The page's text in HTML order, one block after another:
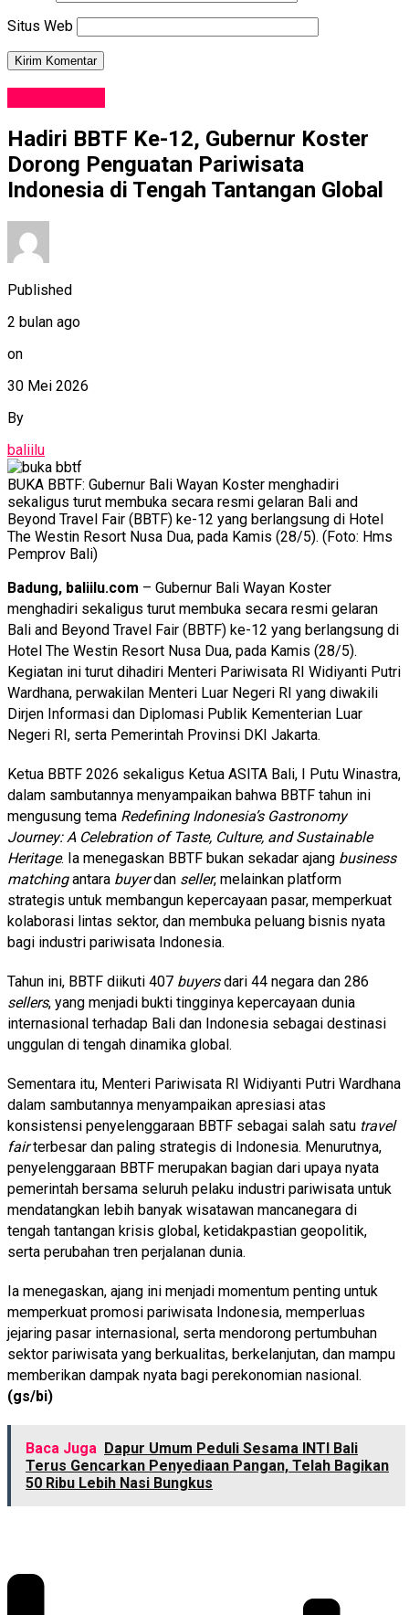
Situs Web
Hadiri BBTF Ke-12, Gubernur Koster
Dorong Penguatan Pariwisata
Indonesia di Tengah Tantangan Global
Published
2 bulan ago
on
30 Mei 2026
By
baliilu
BUKA BBTF: Gubernur Bali Wayan Koster menghadiri
sekaligus turut membuka secara resmi gelaran Bali and
Beyond Travel Fair (BBTF) ke-12 yang berlangsung di Hotel
The Westin Resort Nusa Dua, pada Kamis (28/5). (Foto: Hms
Pemprov Bali)
Badung, baliilu.com – Gubernur Bali Wayan Koster
menghadiri sekaligus turut membuka secara resmi gelaran
Bali and Beyond Travel Fair (BBTF) ke-12 yang berlangsung di
Hotel The Westin Resort Nusa Dua, pada Kamis (28/5).
Kegiatan ini turut dihadiri Menteri Pariwisata RI Widiyanti Putri
Wardhana, perwakilan Menteri Luar Negeri RI yang diwakili
Dirjen Informasi dan Diplomasi Publik Kementerian Luar
Negeri RI, serta Pemerintah Provinsi DKI Jakarta.
Ketua BBTF 2026 sekaligus Ketua ASITA Bali, I Putu Winastra,
dalam sambutannya menyampaikan bahwa BBTF tahun ini
mengusung tema Redefining Indonesia’s Gastronomy
Journey: A Celebration of Taste, Culture, and Sustainable
Heritage. Ia menegaskan BBTF bukan sekadar ajang business
matchingantara buyerdan seller, melainkan platform
strategis untuk membangun kepercayaan pasar, memperkuat
kolaborasi lintas sektor, dan membuka peluang bisnis nyata
bagi industri pariwisata Indonesia.
Tahun ini, BBTF diikuti 407 buyersdari 44 negara dan 286
sellers, yang menjadi bukti tingginya kepercayaan dunia
internasional terhadap Bali dan Indonesia sebagai destinasi
unggulan di tengah dinamika global.
Sementara itu, Menteri Pariwisata RI Widiyanti Putri Wardhana
dalam sambutannya menyampaikan apresiasi atas
konsistensi penyelenggaraan BBTF sebagai salah satu travel
fairterbesar dan paling strategis di Indonesia. Menurutnya,
penyelenggaraan BBTF merupakan bagian dari upaya nyata
pemerintah bersama seluruh pelaku industri pariwisata untuk
mendatangkan lebih banyak wisatawan mancanegara di
tengah tantangan krisis global, ketidakpastian geopolitik,
serta perubahan tren perjalanan dunia.
Ia menegaskan, ajang ini menjadi momentum penting untuk
memperkuat promosi pariwisata Indonesia, memperluas
jejaring pasar internasional, serta mendorong pertumbuhan
sektor pariwisata yang berkualitas, berkelanjutan, dan mampu
memberikan dampak nyata bagi perekonomian nasional.
(gs/bi)
Baca Juga Dapur Umum Peduli Sesama INTI Bali
Terus Gencarkan Penyediaan Pangan, Telah Bagikan
50 Ribu Lebih Nasi Bungkus